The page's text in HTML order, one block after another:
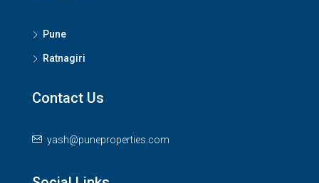
Pune
Ratnagiri
Contact Us
yash@puneproperties.com